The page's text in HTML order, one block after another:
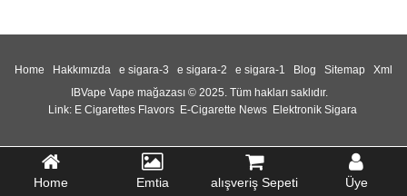
Home Hakkımızda e sigara-3 e sigara-2 e sigara-1 Blog Sitemap
Xml
IBVape Vape mağazası © 2025. Tüm hakları saklıdır.
Link: E Cigarettes Flavors E-Cigarette News Elektronik Sigara
Home Emtia alışveriş Sepeti Üye